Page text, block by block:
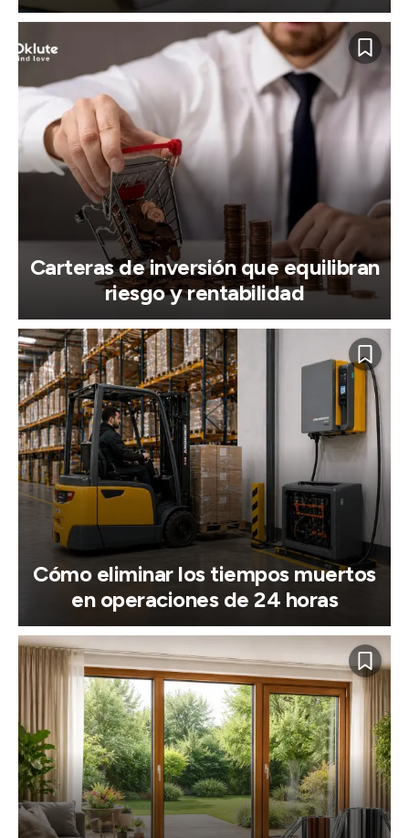
Carteras de inversión que equilibran
riesgo y rentabilidad
Cómo eliminar los tiempos muertos
en operaciones de 24 horas